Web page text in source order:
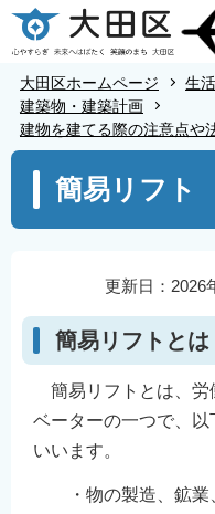
こ
の
の
頭
大田区ホームページ 生
建築物・建築計画
建物を建てる際の注意点や
こ
ら
簡易リフト
更新日：2026
簡易リフトとは
簡易リフトとは、労
ベーターの一つで、
いいます。
・物の製造、鉱業